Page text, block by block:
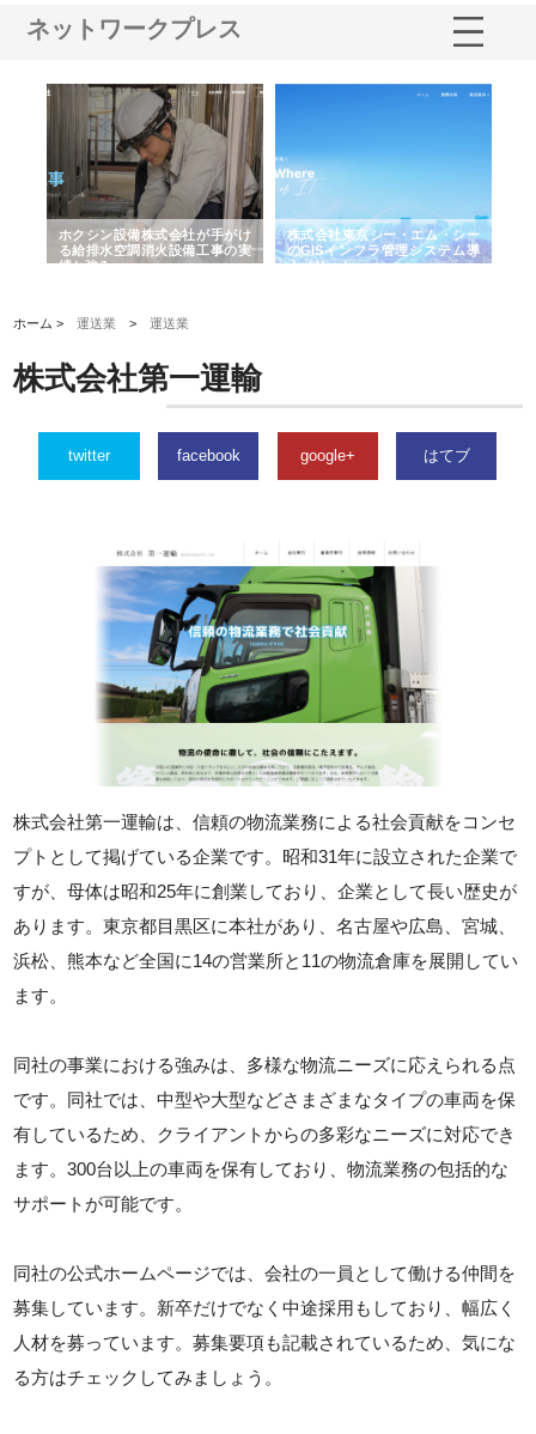
ネットワークプレス
ホクシン設備株式会社が手がけ
る給排水空調消火設備工事の実
績と強み
株式会社東京シー・エム・シー
のGISインフラ管理システム導
入メリット
ホーム >運送業 >運送業
株式会社第一運輸
twitter facebook google+ はてブ
株式会社第一運輸は、信頼の物流業務による社会貢献をコンセ
プトとして掲げている企業です。昭和31年に設立された企業で
すが、母体は昭和25年に創業しており、企業として長い歴史が
あります。東京都目黒区に本社があり、名古屋や広島、宮城、
浜松、熊本など全国に14の営業所と11の物流倉庫を展開してい
ます。
同社の事業における強みは、多様な物流ニーズに応えられる点
です。同社では、中型や大型などさまざまなタイプの車両を保
有しているため、クライアントからの多彩なニーズに対応でき
ます。300台以上の車両を保有しており、物流業務の包括的な
サポートが可能です。
同社の公式ホームページでは、会社の一員として働ける仲間を
募集しています。新卒だけでなく中途採用もしており、幅広く
人材を募っています。募集要項も記載されているため、気にな
る方はチェックしてみましょう。